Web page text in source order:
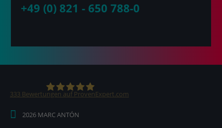
+49 (0) 821 - 650 788-0
MARC ANTÓN Medien KG
333 Bewertungen auf ProvenExpert.com
2026 MARC ANTÓN